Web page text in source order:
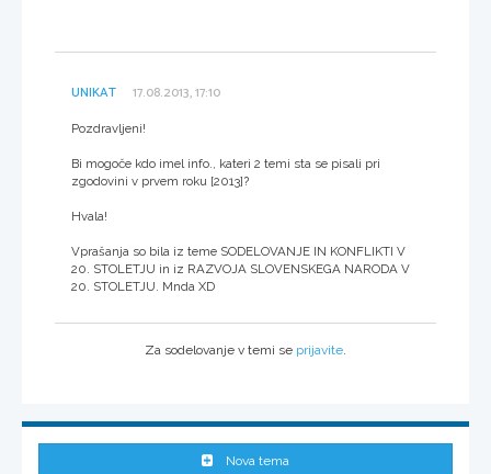
UNIKAT 17.08.2013, 17:10
Pozdravljeni!
Bi mogoče kdo imel info., kateri 2 temi sta se pisali pri
zgodovini v prvem roku [2013]?
Hvala!
Vprašanja so bila iz teme SODELOVANJE IN KONFLIKTI V
20. STOLETJU in iz RAZVOJA SLOVENSKEGA NARODA V
20. STOLETJU. Mnda XD
Za sodelovanje v temi se prijavite
Nova tema